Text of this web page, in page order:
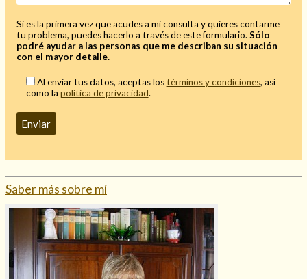
Consulta de tarot online
Si es la primera vez que acudes a mi consulta y quieres contarme
tu problema, puedes hacerlo a través de este formulario.Sólo
podré ayudar a las personas que me describan su situación
con el mayor detalle.
Al enviar tus datos, aceptas lostérminos y condiciones, así
como la política de privacidad.
Saber más sobre mí